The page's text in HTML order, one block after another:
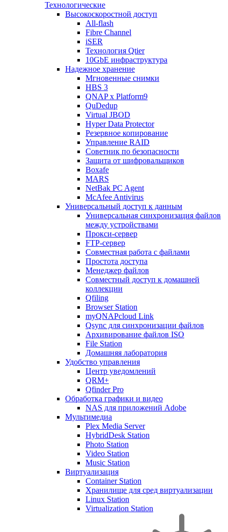
Технологические
Высокоскоростной доступ
All-flash
Fibre Channel
iSER
Технология Qtier
10GbE инфраструктура
Надежное хранение
Мгновенные снимки
HBS 3
QNAP x Platform9
QuDedup
Virtual JBOD
Hyper Data Protector
Резервное копирование
Управление RAID
Советник по безопасности
Защита от шифровальщиков
Boxafe
MARS
NetBak PC Agent
McAfee Antivirus
Универсальный доступ к данным
Универсальная синхронизация файлов
между устройствами
Прокси-сервер
FTP-сервер
Совместная работа с файлами
Простота доступа
Менеджер файлов
Совместный доступ к домашней
коллекции
Qfiling
Browser Station
myQNAPcloud Link
Qsync для синхронизации файлов
Архивирование файлов ISO
File Station
Домашняя лаборатория
Удобство управления
Центр уведомлений
QRM+
Qfinder Pro
Обработка графики и видео
NAS для приложений Adobe
Мультимедиа
Plex Media Server
HybridDesk Station
Photo Station
Video Station
Music Station
Виртуализация
Container Station
Хранилище для сред виртуализации
Linux Station
Virtualization Station